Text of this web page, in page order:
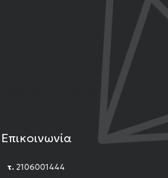
Επικοινωνία
τ. 2106001444